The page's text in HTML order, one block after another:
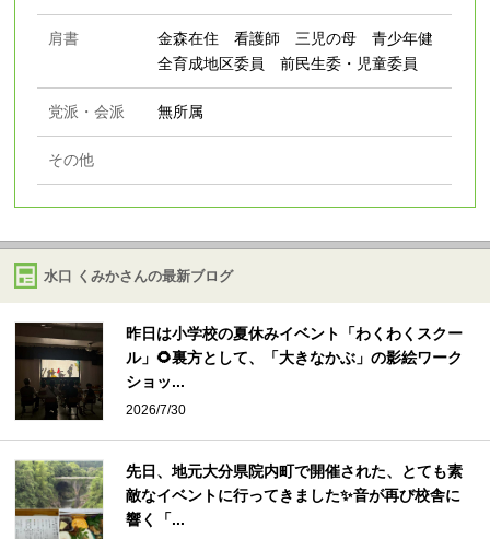
肩書
金森在住 看護師 三児の母 青少年健
全育成地区委員 前民生委・児童委員
党派・会派 無所属
その他
水口 くみかさんの最新ブログ
昨日は小学校の夏休みイベント「わくわくスクー
ル」🌻裏方として、「大きなかぶ」の影絵ワーク
ショッ...
2026/7/30
先日、地元大分県院内町で開催された、とても素
敵なイベントに行ってきました✨音が再び校舎に
響く「...